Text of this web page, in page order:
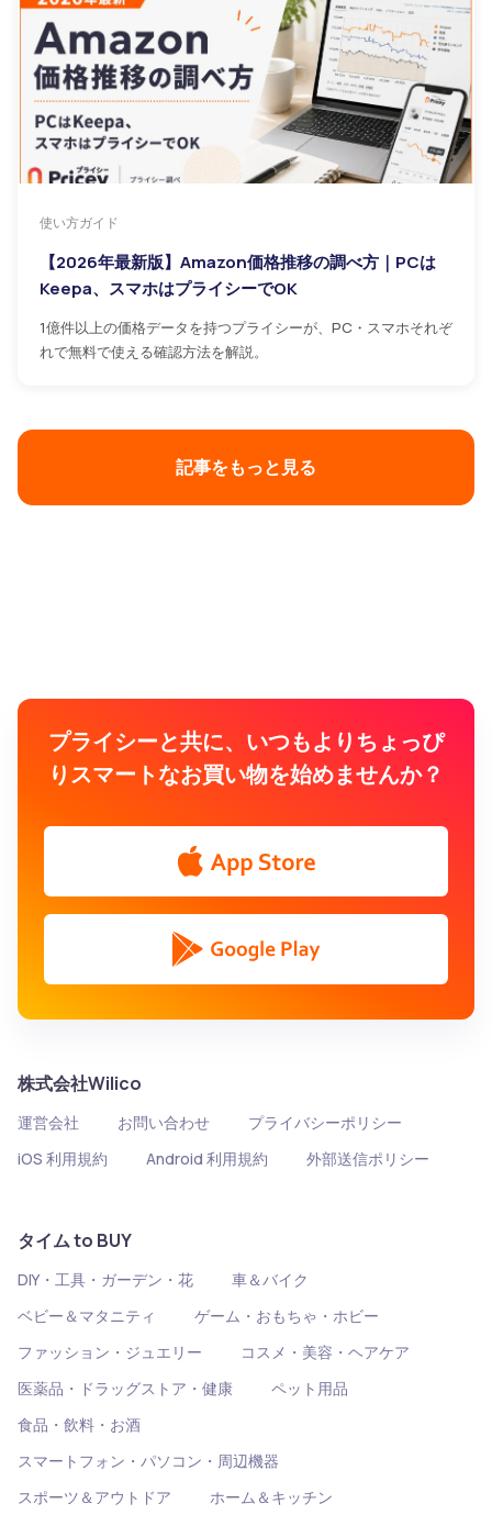
使い方ガイド
【2026年最新版】Amazon価格推移の調べ方｜PCは
Keepa、スマホはプライシーでOK
1億件以上の価格データを持つプライシーが、PC・スマホそれぞ
れで無料で使える確認方法を解説。
記事をもっと見る
プライシーと共に、いつもよりちょっぴ
りスマートなお買い物を始めませんか？
株式会社Wilico
運営会社 お問い合わせ
プライバシーポリシー
iOS 利用規約
Android 利用規約 外部送信ポリシー
タイム to BUY
DIY・工具・ガーデン・花
車＆バイク
ベビー＆マタニティ
ゲーム・おもちゃ・ホビー
ファッション・ジュエリー
コスメ・美容・ヘアケア
医薬品・ドラッグストア・健康
ペット用品
食品・飲料・お酒
スマートフォン・パソコン・周辺機器
スポーツ＆アウトドア
ホーム＆キッチン